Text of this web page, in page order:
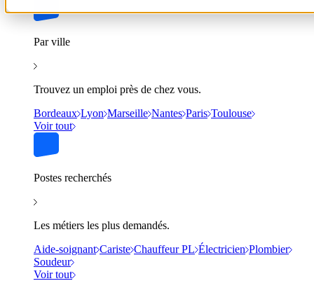
Par ville
Trouvez un emploi près de chez vous.
Bordeaux Lyon Marseille Nantes Paris Toulouse
Voir tout
Postes recherchés
Les métiers les plus demandés.
Aide-soignant Cariste Chauffeur PL Électricien Plombier
Soudeur
Voir tout